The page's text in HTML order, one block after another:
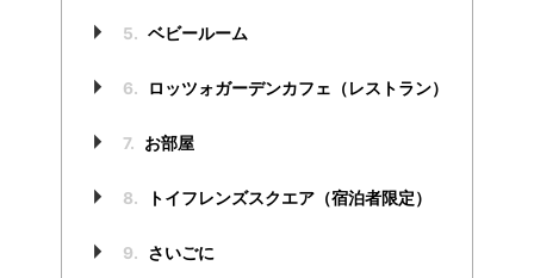
5. ベビールーム
6. ロッツォガーデンカフェ（レストラン）
7. お部屋
8. トイフレンズスクエア（宿泊者限定）
9. さいごに